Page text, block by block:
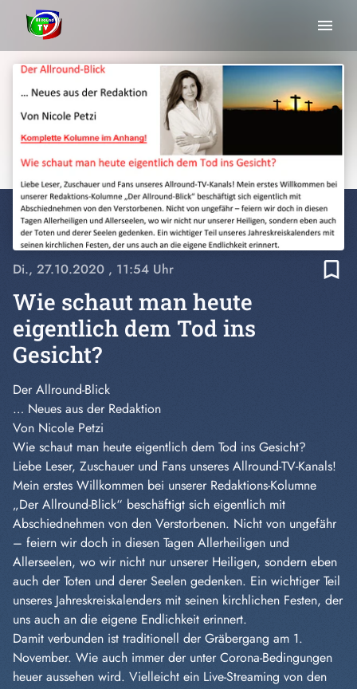
menu
Di., 27.10.2020 , 11:54 Uhr bookmark_border
Wie schaut man heute
eigentlich dem Tod ins
Gesicht?
Der Allround-Blick
… Neues aus der Redaktion
Von Nicole Petzi
Wie schaut man heute eigentlich dem Tod ins Gesicht?
Liebe Leser, Zuschauer und Fans unseres Allround-TV-Kanals!
Mein erstes Willkommen bei unserer Redaktions-Kolumne
„Der Allround-Blick“ beschäftigt sich eigentlich mit
Abschiednehmen von den Verstorbenen. Nicht von ungefähr
– feiern wir doch in diesen Tagen Allerheiligen und
Allerseelen, wo wir nicht nur unserer Heiligen, sondern eben
auch der Toten und derer Seelen gedenken. Ein wichtiger Teil
unseres Jahreskreiskalenders mit seinen kirchlichen Festen, der
uns auch an die eigene Endlichkeit erinnert.
Damit verbunden ist traditionell der Gräbergang am 1.
November. Wie auch immer der unter Corona-Bedingungen
heuer aussehen wird. Vielleicht ein Live-Streaming von den